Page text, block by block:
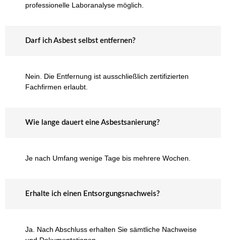
professionelle Laboranalyse möglich.
Darf ich Asbest selbst entfernen?
Nein. Die Entfernung ist ausschließlich zertifizierten
Fachfirmen erlaubt.
Wie lange dauert eine Asbestsanierung?
Je nach Umfang wenige Tage bis mehrere Wochen.
Erhalte ich einen Entsorgungsnachweis?
Ja. Nach Abschluss erhalten Sie sämtliche Nachweise